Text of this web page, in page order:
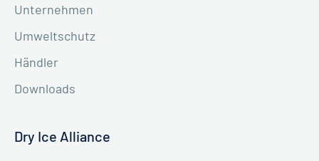
Unternehmen
Umweltschutz
Händler
Downloads
Dry Ice Alliance